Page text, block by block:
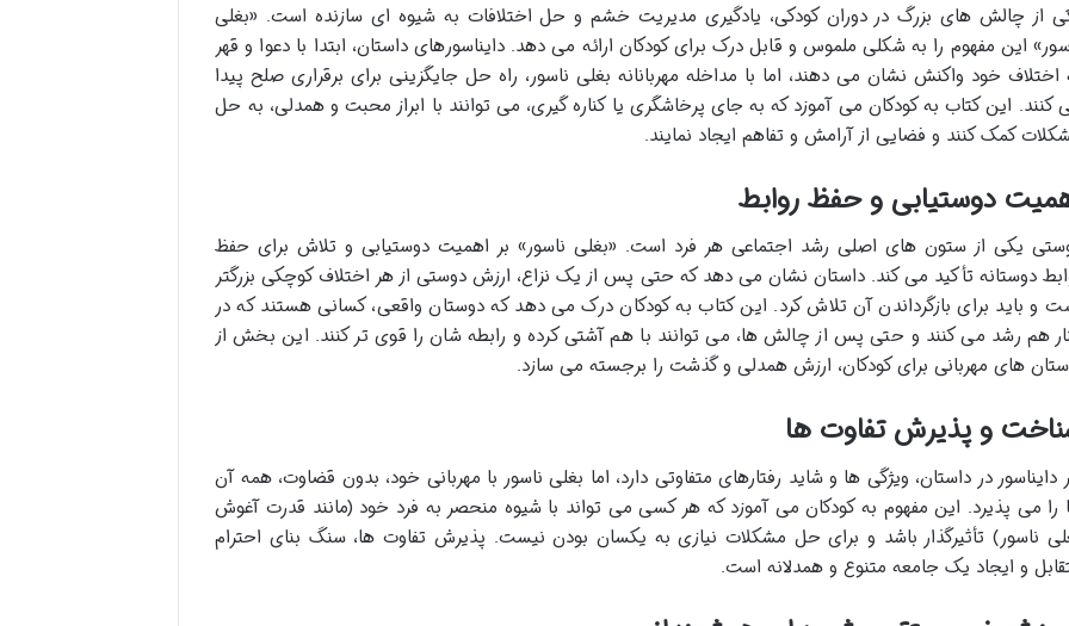
از چالش های بزرگ در دوران کودکی، یادگیری مدیریت خشم و حل اختلافات به شیوه ای سازنده است. «بغلی
این مفهوم را به شکلی ملموس و قابل درک برای کودکان ارائه می دهد. دایناسورهای داستان، ابتدا با دعوا و قهر
اختلاف خود واکنش نشان می دهند، اما با مداخله مهربانانه بغلی ناسور، راه حل جایگزینی برای برقراری صلح پیدا
کنند. این کتاب به کودکان می آموزد که به جای پرخاشگری یا کناره گیری، می توانند با ابراز محبت و همدلی، به حل
کمک کنند و فضایی از آرامش و تفاهم ایجاد نمایند.
دوستیابی و حفظ روابط
یکی از ستون های اصلی رشد اجتماعی هر فرد است. «بغلی ناسور» بر اهمیت دوستیابی و تلاش برای حفظ
دوستانه تأکید می کند. داستان نشان می دهد که حتی پس از یک نزاع، ارزش دوستی از هر اختلاف کوچکی بزرگتر
و باید برای بازگرداندن آن تلاش کرد. این کتاب به کودکان درک می دهد که دوستان واقعی، کسانی هستند که در
هم رشد می کنند و حتی پس از چالش ها، می توانند با هم آشتی کرده و رابطه شان را قوی تر کنند. این بخش از
های مهربانی برای کودکان، ارزش همدلی و گذشت را برجسته می سازد.
و پذیرش تفاوت ها
دایناسور در داستان، ویژگی ها و شاید رفتارهای متفاوتی دارد، اما بغلی ناسور با مهربانی خود، بدون قضاوت، همه آن
را می پذیرد. این مفهوم به کودکان می آموزد که هر کسی می تواند با شیوه منحصر به فرد خود (مانند قدرت آغوش
ناسور) تأثیرگذار باشد و برای حل مشکلات نیازی به یکسان بودن نیست. پذیرش تفاوت ها، سنگ بنای احترام
و ایجاد یک جامعه متنوع و همدلانه است.